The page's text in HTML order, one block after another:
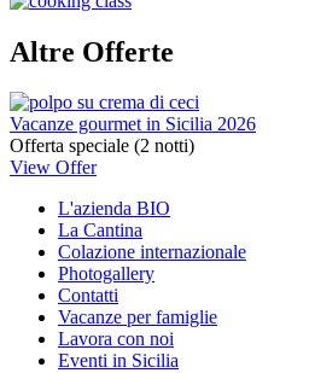
Altre Offerte
Vacanze gourmet in Sicilia 2026
Offerta speciale (2 notti)
View Offer
L'azienda BIO
La Cantina
Colazione internazionale
Photogallery
Contatti
Vacanze per famiglie
Lavora con noi
Eventi in Sicilia